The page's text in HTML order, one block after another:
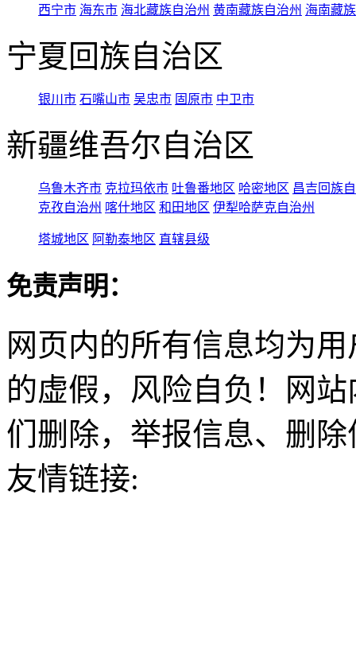
西宁市 海东市 海北藏族自治州 黄南藏族自治州 海南藏
宁夏回族自治区
银川市 石嘴山市 吴忠市 固原市 中卫市
新疆维吾尔自治区
乌鲁木齐市 克拉玛依市 吐鲁番地区 哈密地区 昌吉回族
克孜自治州 喀什地区 和田地区 伊犁哈萨克自治州
塔城地区 阿勒泰地区 直辖县级
免责声明：
网页内的所有信息均为
的虚假，风险自负！网
们删除，举报信息、删
友情链接: